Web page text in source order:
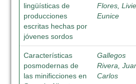
lingüísticas de
producciones
escritas hechas por
jóvenes sordos
Flores,
Eunice
Características
posmodernas de
las minificciones en
Gallegos
Rivera,
Carlos